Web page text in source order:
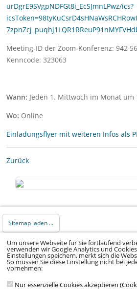
urDgrE9SVgpNDFGt8i_EcSJmnLPwz/ics?
Meeting-ID der Zoom-Konferenz: 942
Kenncode: 323063
Wann: Jeden 1. Mittwoch im Monat um
Wo: Online
Einladungsflyer mit weiteren Infos als
Zurück
Sitemap laden ...
© 2026 Klinikum Würzburg Mitte gGmbH •
Impressum•Datenschutz•Datenschutz Social
Media•Kontakt
Um unsere Webseite für Sie fortlaufend
verwenden wir Google Analytics und
Einstellungen speichern, merkt sich die
So müssen Sie diese Einstellung nicht bei
vornehmen:
Nur essenzielle Cookies akzeptieren